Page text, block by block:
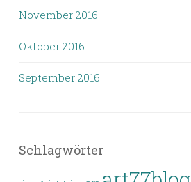
November 2016
Oktober 2016
September 2016
Schlagwörter